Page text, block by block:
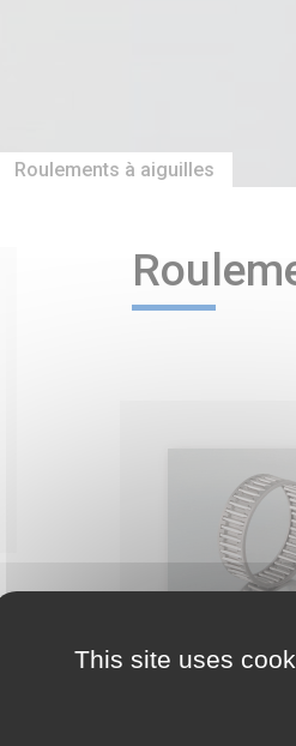
Roulements à aiguilles
This site uses